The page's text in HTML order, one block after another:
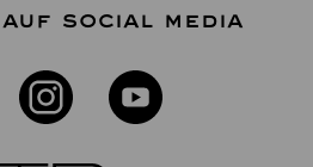
SOCIAL MEDIA